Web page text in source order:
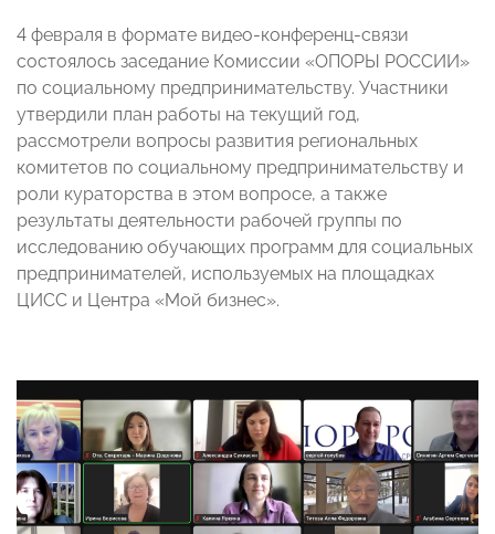
4 февраля в формате видео-конференц-связи
состоялось заседание Комиссии «ОПОРЫ РОССИИ»
по социальному предпринимательству. Участники
утвердили план работы на текущий год,
рассмотрели вопросы развития региональных
комитетов по социальному предпринимательству и
роли кураторства в этом вопросе, а также
результаты деятельности рабочей группы по
исследованию обучающих программ для социальных
предпринимателей, используемых на площадках
ЦИСС и Центра «Мой бизнес».